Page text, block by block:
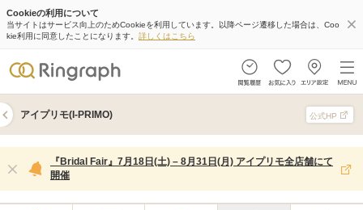
Cookieの利用について
当サイトはサービス向上のためCookieを利用しています。以降ページ遷移した場合は、Coo
kie利用に同意したことになります。 詳しくはこちら
アイプリモ(I-PRIMO) 公式HP
『Bridal Fair』7月18日(土) – 8月31日(月) アイプリモ全店舗にて
開催